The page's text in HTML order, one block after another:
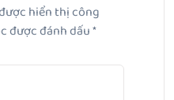
Bài Tiếp Theo
nhân, các bệnh thường
hiển thị công
được đánh dấu*